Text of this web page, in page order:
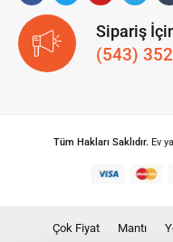
Sipariş
(543)
Tüm Hakları Saklıdır. Ev
Çok Fiyat Mantı